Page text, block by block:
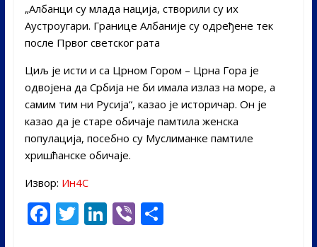
„Албанци су млада нација, створили су их
Аустроугари. Границе Албаније су одређене тек
после Првог светског рата
Циљ је исти и са Црном Гором – Црна Гора је
одвојена да Србија не би имала излаз на море, а
самим тим ни Русија“, казао је историчар. Он је
казао да је старе обичаје памтила женска
популација, посебно су Муслиманке памтиле
хришћанске обичаје.
Извор: Ин4С
F
ac
T
w
Li
n
Vi
b
S